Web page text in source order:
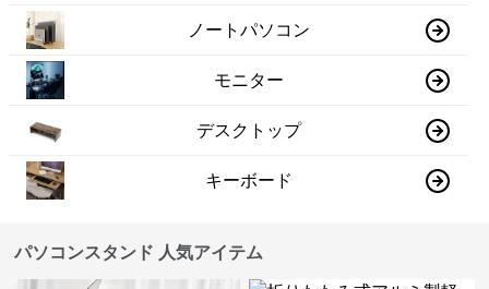
ノートパソコン
モニター
デスクトップ
キーボード
パソコンスタンド 人気アイテム